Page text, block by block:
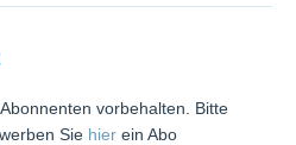
vorbehalten. Bitte
Sie hier ein Abo